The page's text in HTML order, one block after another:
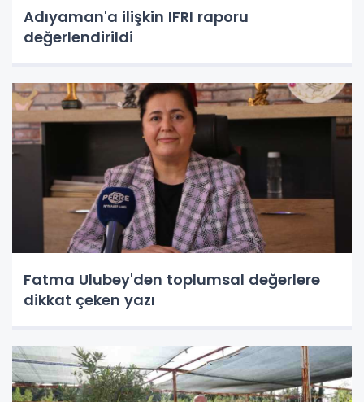
Adıyaman'a ilişkin IFRI raporu
değerlendirildi
Fatma Ulubey'den toplumsal değerlere
dikkat çeken yazı